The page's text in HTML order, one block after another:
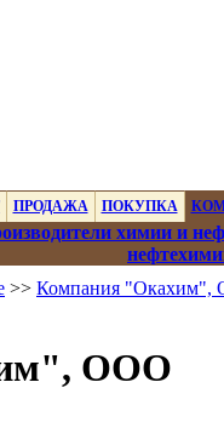
ПРОДАЖА ПОКУПКА
химии и
>> Компания
ООО